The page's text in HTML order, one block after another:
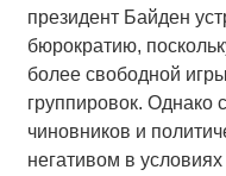
президент Байден
бюрократию,
более свободной
группировок. Однако
чиновников и
негативом в